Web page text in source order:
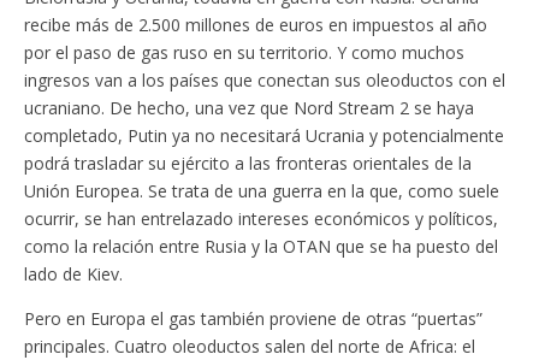
recibe más de 2.500 millones de euros en impuestos al año
por el paso de gas ruso en su territorio. Y como muchos
ingresos van a los países que conectan sus oleoductos con el
ucraniano. De hecho, una vez que Nord Stream 2 se haya
completado, Putin ya no necesitará Ucrania y potencialmente
podrá trasladar su ejército a las fronteras orientales de la
Unión Europea. Se trata de una guerra en la que, como suele
ocurrir, se han entrelazado intereses económicos y políticos,
como la relación entre Rusia y la OTAN que se ha puesto del
lado de Kiev.
Pero en Europa el gas también proviene de otras “puertas”
principales. Cuatro oleoductos salen del norte de Africa: el